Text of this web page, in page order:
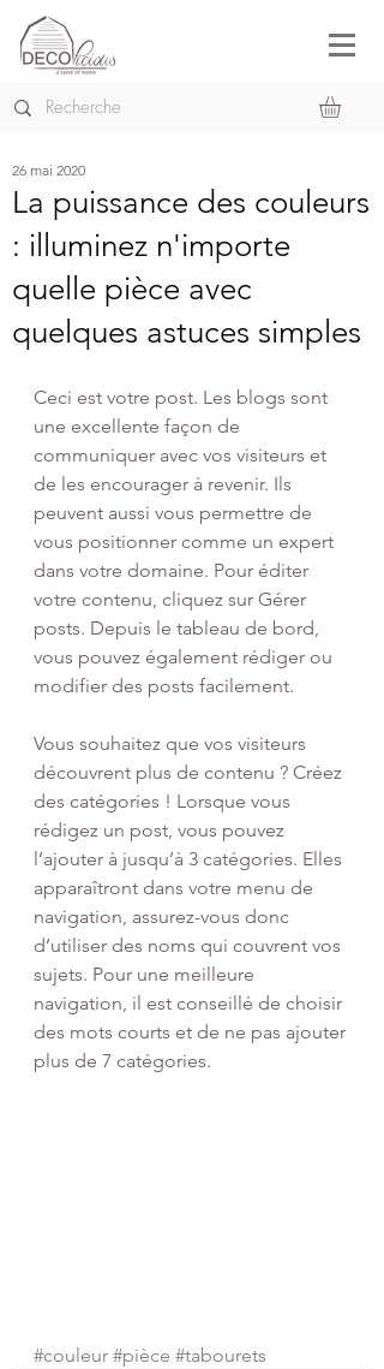
La puissance des couleurs
: illuminez n'importe
quelle pièce avec
quelques astuces simples
26 mai 2020
Ceci est votre post. Les blogs sont
une excellente façon de
communiquer avec vos visiteurs et
de les encourager à revenir. Ils
peuvent aussi vous permettre de
vous positionner comme un expert
dans votre domaine. Pour éditer
votre contenu, cliquez sur Gérer
posts. Depuis le tableau de bord,
vous pouvez également rédiger ou
modifier des posts facilement.
Vous souhaitez que vos visiteurs
découvrent plus de contenu ? Créez
des catégories ! Lorsque vous
rédigez un post, vous pouvez
l’ajouter à jusqu’à 3 catégories. Elles
apparaîtront dans votre menu de
navigation, assurez-vous donc
d’utiliser des noms qui couvrent vos
sujets. Pour une meilleure
navigation, il est conseillé de choisir
des mots courts et de ne pas ajouter
plus de 7 catégories.
#couleur #pièce #tabourets